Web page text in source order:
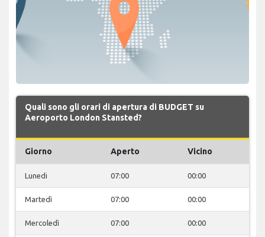
Quali sono gli orari di apertura di BUDGET su
Aeroporto London Stansted?
Giorno Aperto Vicino
Lunedi 07:00 00:00
Martedì 07:00 00:00
Mercoledì 07:00 00:00